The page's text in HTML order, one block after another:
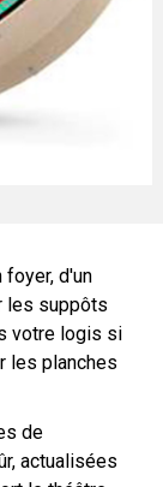
foyer, d'un
les suppôts
votre logis si
les planches
de
actualisées